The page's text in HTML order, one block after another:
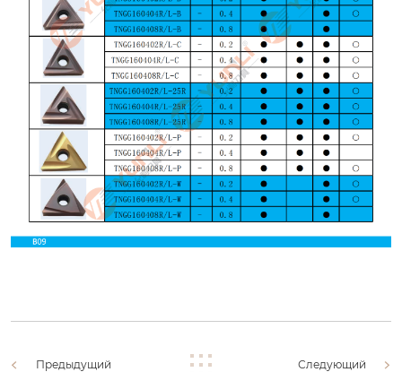
Предыдущий Следующий